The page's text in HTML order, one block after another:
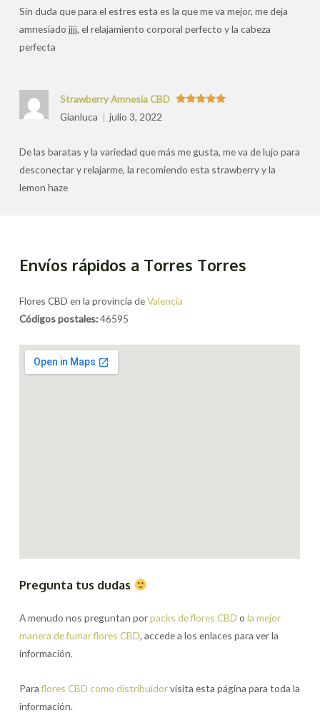
Sin duda que para el estres esta es la que me va mejor, me deja
amnesiado jjjj, el relajamiento corporal perfecto y la cabeza
perfecta
Strawberry Amnesia CBD
Gianluca
julio 3, 2022
De las baratas y la variedad que más me gusta, me va de lujo para
desconectar y relajarme, la recomiendo esta strawberry y la
lemon haze
Envíos rápidos a Torres Torres
Flores CBD en la provincia deValencia
Códigos postales:46595
Pregunta tus dudas
A menudo nos preguntan porpacks de flores CBD ola mejor
manera de fumar flores CBD, accede a los enlaces para ver la
información.
Paraflores CBD como distribuidorvisita esta página para toda la
información.